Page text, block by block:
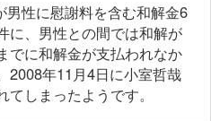
性に慰謝料を含む和解金6
に、男性との間では和解が
でに和解金が支払われなか
2008年11月4日に小室哲哉
しまったようです。